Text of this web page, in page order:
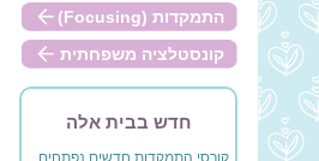
התמקדות (Focusing)
קונסטלציה משפחתית
חדש בבית אלה